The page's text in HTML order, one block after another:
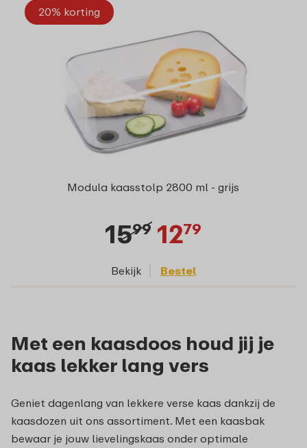
20% korting
Modula kaasstolp 2800 ml - grijs
1599 1279
Bekijk Bestel
Met een kaasdoos houd jij je
kaas lekker lang vers
Geniet dagenlang van lekkere verse kaas dankzij de
kaasdozen uit ons assortiment. Met een kaasbak
bewaar je jouw lievelingskaas onder optimale